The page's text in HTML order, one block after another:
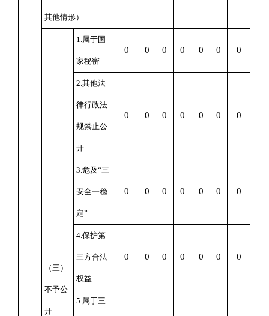
其他情形）
（三）
不予公
开
1.属于国
家秘密
0 0 0 0 0 0 0
2.其他法
律行政法
规禁止公
开
0 0 0 0 0 0 0
3.危及“三
安全一稳
定”
0 0 0 0 0 0 0
4.保护第
三方合法
权益
0 0 0 0 0 0 0
5.属于三